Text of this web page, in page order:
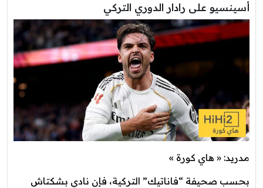
أسينسيو على رادار الدوري التركي
مدريد: « هاي كورة »
بحسب صحيفة “فاناتيك” التركية، فإن نادي بشكتاش